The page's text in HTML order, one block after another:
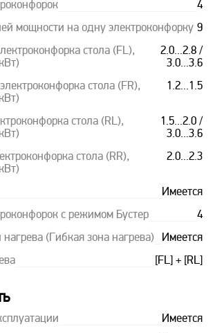
4
мощности на одну электроконфорку 9
стола (FL),
2.0...2.8 /
3.0...3.6
стола (FR),
1.2...1.5
стола (RL),
1.5...2.0 /
3.0...3.6
стола (RR),
2.0...2.3
Имеется
с режимом Бустер 4
(Гибкая зона нагрева) Имеется
[FL] + [RL]
Имеется